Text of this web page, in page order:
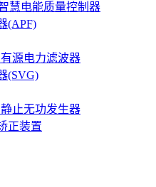
慧电能质量控制器
(APF)
源电力滤波器
(SVG)
止无功发生器
正装置